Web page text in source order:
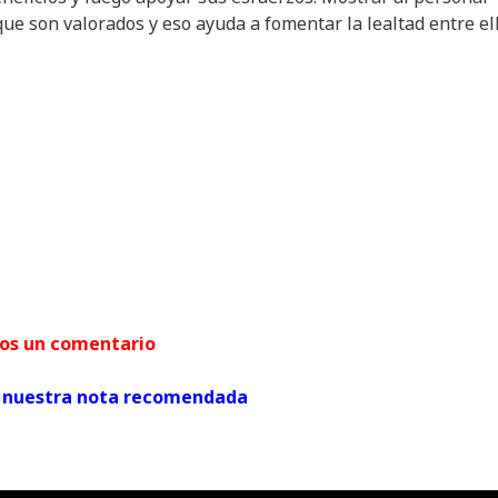
son valorados y eso ayuda a fomentar la lealtad entre
un comentario
nuestra nota recomendada